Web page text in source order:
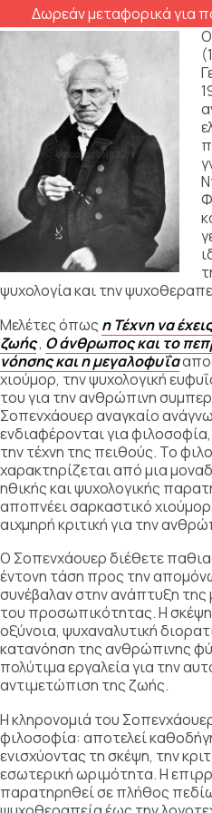
Δωρεάν μεταφορικά για
ψυχολογία και την
Μελέτες όπως η Τέχνη να
ζωής, Ο άνθρωπος και το
νόησης και η μεγαλοφυΐα
χιούμορ, την ψυχολογική
του για την ανθρώπινη
Σοπενχάουερ αναγκαίο
ενδιαφέρονται για
την τέχνη της πειθούς. Το
χαρακτηρίζεται από μια
ηθικής και ψυχολογικής
αποπνέει σαρκαστικό
αιχμηρή κριτική για την
Ο Σοπενχάουερ διέθετε
έντονη τάση προς την
συνέβαλαν στην ανάπτυξη
του προσωπικότητας. Η
οξύνοια, ψυχαναλυτική
κατανόηση της ανθρώπινης
πολύτιμα εργαλεία για την
αντιμετώπιση της ζωής.
Η κληρονομιά του
φιλοσοφία: αποτελεί
ενισχύοντας τη σκέψη, την
εσωτερική ωριμότητα. Η
παρατηρηθεί σε πλήθος